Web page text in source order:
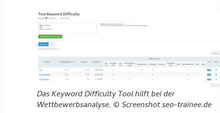
Das Keyword Difficulty Tool hilft bei der
Wettbewerbsanalyse. © Screenshot seo-trainee.de